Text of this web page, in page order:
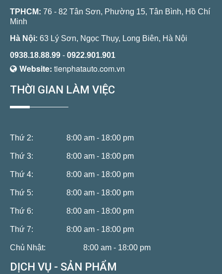
TPHCM: 76 - 82 Tân Sơn, Phường 15, Tân Bình, Hồ Chí
Minh
Hà Nội: 63 Lý Sơn, Ngọc Thụy, Long Biên, Hà Nội
0938.18.88.99 - 0922.901.901
Website: tienphatauto.com.vn
THỜI GIAN LÀM VIỆC
Thứ 2: 8:00 am - 18:00 pm
Thứ 3: 8:00 am - 18:00 pm
Thứ 4: 8:00 am - 18:00 pm
Thứ 5: 8:00 am - 18:00 pm
Thứ 6: 8:00 am - 18:00 pm
Thứ 7: 8:00 am - 18:00 pm
Chủ Nhật: 8:00 am - 18:00 pm
DỊCH VỤ - SẢN PHẨM